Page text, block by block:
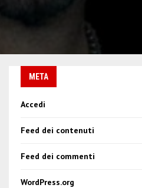
META
Accedi
Feed dei contenuti
Feed dei commenti
WordPress.org